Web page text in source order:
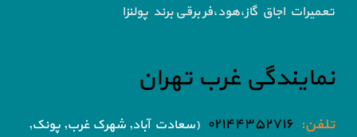
تعمیرات اجاق گاز،هود،فر برقی برند پولنزا
نمایندگی غرب تهران
تلفن: ۰۲۱۴۴۳۵۲۷۱۶ (سعادت آباد, شهرک غرب, پونک,